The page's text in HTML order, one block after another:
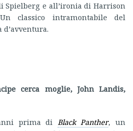
Spielberg e all’ironia di Harrison
classico intramontabile del
d’avventura.
cerca moglie, John Landis,
prima di Black Panther, un